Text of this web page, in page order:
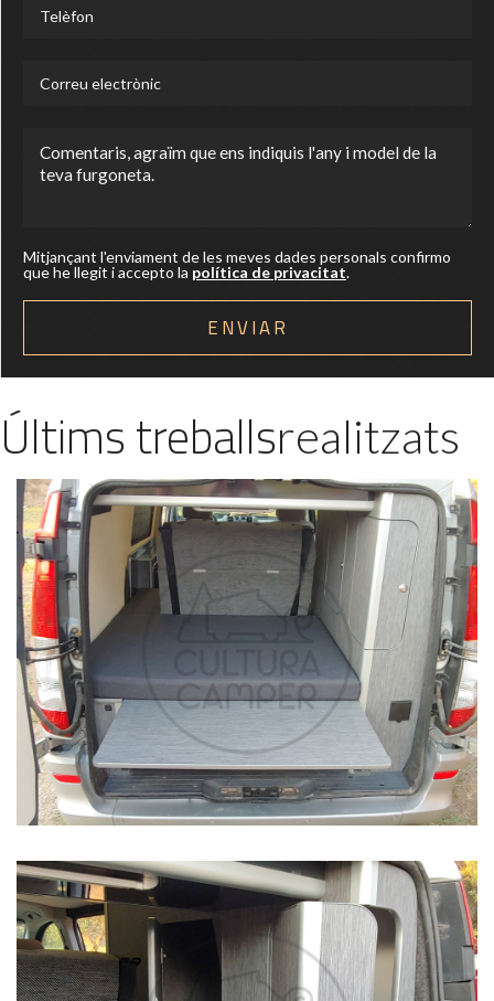
Mitjançant l'enviament de les meves dades personals confirmo
que he llegit i accepto la política de privacitat.
Últims treballsrealitzats